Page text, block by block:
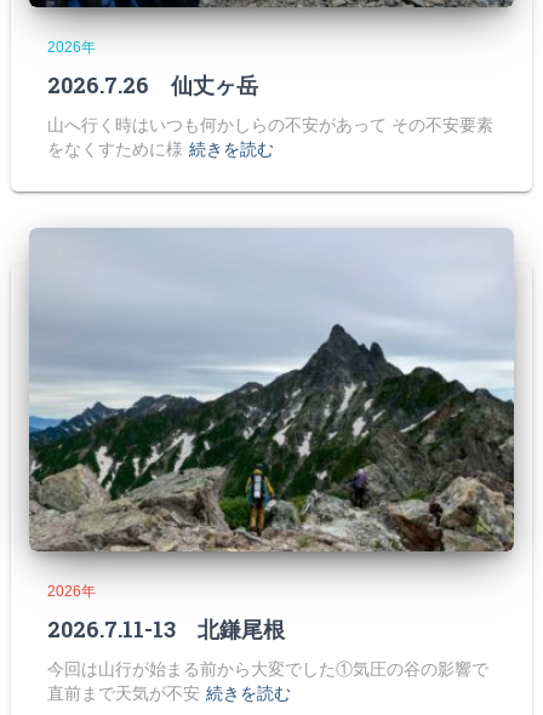
2026年
2026.7.26 仙丈ヶ岳
山へ行く時はいつも何かしらの不安があって その不安要素
をなくすために様 続きを読む
2026年
2026.7.11-13 北鎌尾根
今回は山行が始まる前から大変でした①気圧の谷の影響で
直前まで天気が不安 続きを読む